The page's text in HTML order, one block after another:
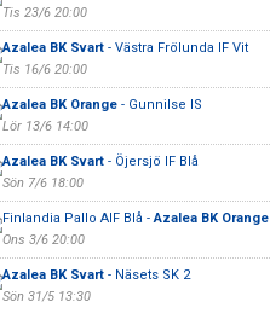
Tis 23/6 20:00
Azalea BK Svart- Västra Frölunda IF Vit
Tis 16/6 20:00
Azalea BK Orange- Gunnilse IS
Lör 13/6 14:00
Azalea BK Svart- Öjersjö IF Blå
Sön 7/6 18:00
Finlandia Pallo AIF Blå -Azalea BK Orange
Ons 3/6 20:00
Azalea BK Svart- Näsets SK 2
Sön 31/5 13:30